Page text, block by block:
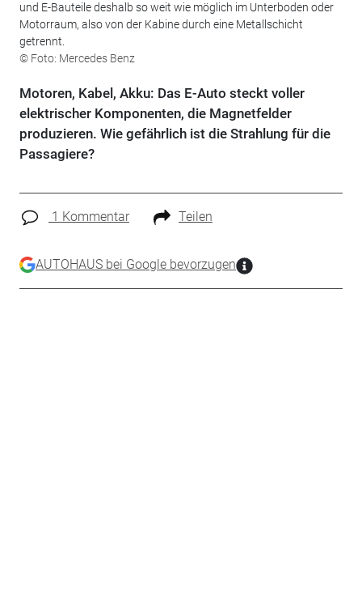
und E-Bauteile deshalb so weit wie möglich im Unterboden oder
Motorraum, also von der Kabine durch eine Metallschicht
getrennt.
© Foto: Mercedes Benz
Motoren, Kabel, Akku: Das E-Auto steckt voller
elektrischer Komponenten, die Magnetfelder
produzieren. Wie gefährlich ist die Strahlung für die
Passagiere?
1 Kommentar Teilen
AUTOHAUS bei Google bevorzugen